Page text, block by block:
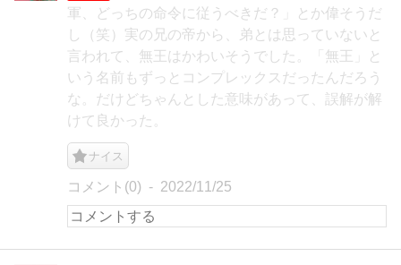
軍、どっちの命令に従うべきだ？」とか偉そうだ
し（笑）実の兄の帝から、弟とは思っていないと
言われて、無王はかわいそうでした。「無王」と
いう名前もずっとコンプレックスだったんだろう
な。だけどちゃんとした意味があって、誤解が解
けて良かった。
ナイス
コメント(0) 2022/11/25